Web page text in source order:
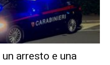
arresto e una